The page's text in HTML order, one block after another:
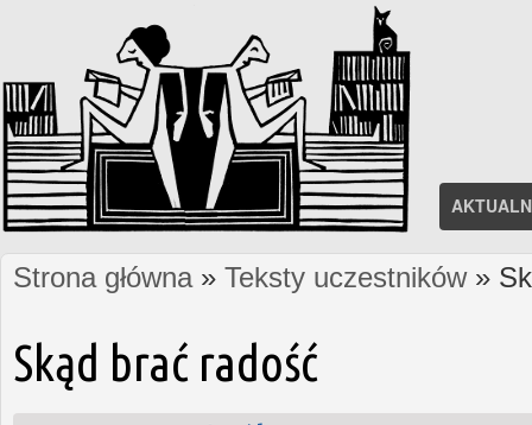
Jesteś tutaj
Strona główna» Teksty uczestników»
Skąd brać radość